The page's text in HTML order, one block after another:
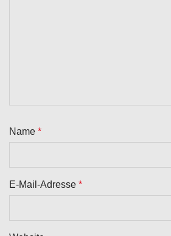
Name *
E-Mail-Adresse *